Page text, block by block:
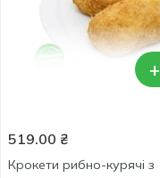
+
519.00 ₴
Крокети рибно-курячі з